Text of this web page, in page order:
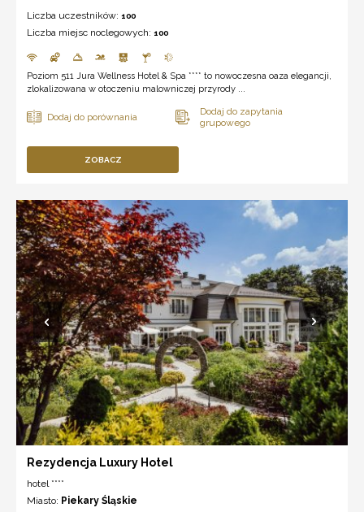
Liczba uczestników: 100
Liczba miejsc noclegowych: 100
Poziom 511 Jura Wellness Hotel & Spa **** to nowoczesna oaza elegancji,
zlokalizowana w otoczeniu malowniczej przyrody ...
ZOBACZ
Rezydencja Luxury Hotel
hotel ****
Miasto: Piekary Śląskie